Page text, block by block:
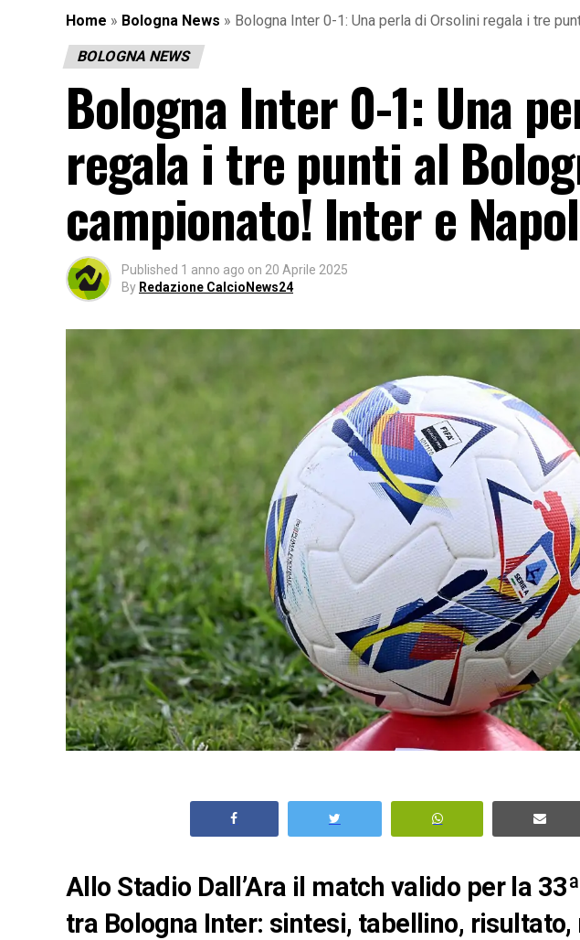
Home » Bologna News » Bologna Inter 0-1: Una perla di Orsolini regala i tre
BOLOGNA NEWS
Bologna Inter 0-1: Una
regala i tre punti al
campionato! Inter e
Published 1 anno ago on 20 Aprile 2025
By Redazione CalcioNews24
Allo Stadio Dall’Ara il match valido per la
tra Bologna Inter: sintesi, tabellino,